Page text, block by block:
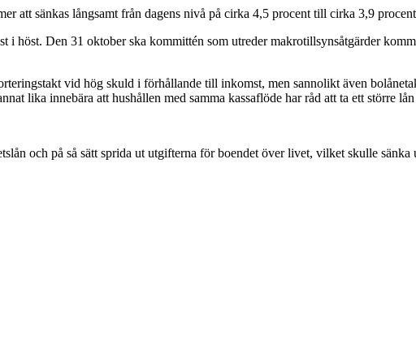
att sänkas långsamt från dagens nivå på cirka 4,5 procent till cirka 3,9
i höst. Den 31 oktober ska kommittén som utreder makrotillsynsåtgärder
vid hög skuld i förhållande till inkomst, men sannolikt även
lika innebära att hushållen med samma kassaflöde har råd att ta ett större
och på så sätt sprida ut utgifterna för boendet över livet, vilket skulle